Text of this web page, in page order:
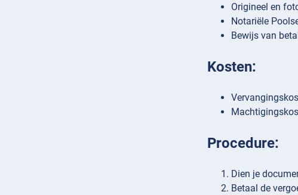
Origineel en
Notariële
Bewijs van
Kosten:
Procedure:
Dien je
Betaal de